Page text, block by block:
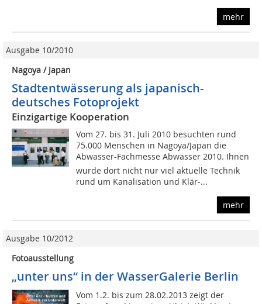
mehr
Ausgabe 10/2010
Nagoya / Japan
Stadtentwässerung als japanisch-
deutsches Fotoprojekt
Einzigartige Kooperation
Vom 27. bis 31. Juli 2010 besuchten rund
75.000 Menschen in Nagoya/Japan die
Abwasser-Fachmesse Abwasser 2010. Ihnen
wurde dort nicht nur viel aktuelle Technik
rund um Kanalisation und Klär-...
mehr
Ausgabe 10/2012
Fotoausstellung
„unter uns“ in der WasserGalerie Berlin
Vom 1.2. bis zum 28.02.2013 zeigt der